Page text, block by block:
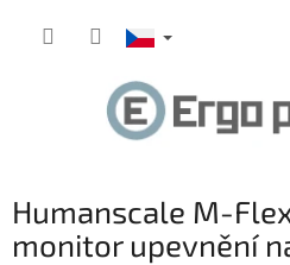
Humanscale M-
monitor upevnění